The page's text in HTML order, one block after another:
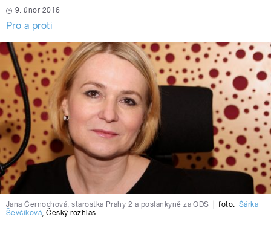
9. únor 2016
Pro a proti
Jana Černochová, starostka Prahy 2 a poslankyně za ODS foto: Šárka
Ševčíková,Český rozhlas